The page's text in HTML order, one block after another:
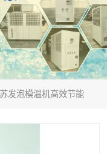
发泡模温机高效节能
机